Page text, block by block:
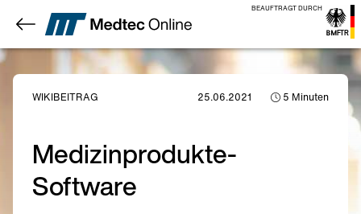
BEAUFTRAGT DURCH
WIKIBEITRAG 25.06.2021 5 Minuten
Medizinprodukte-
Software